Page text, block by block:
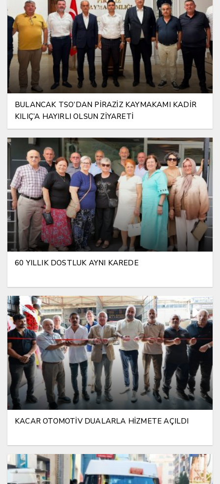
BULANCAK TSO’DAN PİRAZİZ KAYMAKAMI KADİR
KILIÇ’A HAYIRLI OLSUN ZİYARETİ
60 YILLIK DOSTLUK AYNI KAREDE
KACAR OTOMOTİV DUALARLA HİZMETE AÇILDI